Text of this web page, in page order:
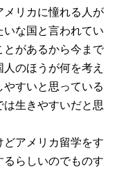
メリカに憧れる人が
な国と言われてい
とがあるから今まで
のほうが何を考え
すいと思っている
は生きやすいだと思
アメリカ留学をす
るらしいのでものす